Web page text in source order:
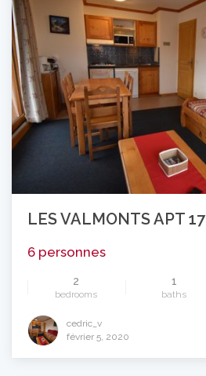
LES VALMONTS APT 17
6 personnes
2
bedrooms
1
baths
cedric_v
février 5, 2020